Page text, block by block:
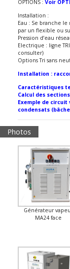
OPTIONS : Voir
Installation :
Eau : Se branche
par un flexible ou
Pression d’eau
Electrique : ligne
consulter)
Options Tri sans
Installation :
Caractéristiques
Calcul des
Exemple de
condensats
Photos
Générateur
MA24 face